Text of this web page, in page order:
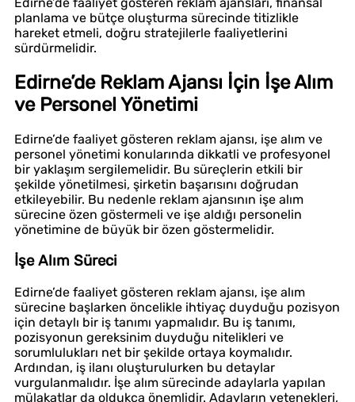
Edirne’de faaliyet gösteren reklam ajansları, finansal
planlama ve bütçe oluşturma sürecinde titizlikle
hareket etmeli, doğru stratejilerle faaliyetlerini
sürdürmelidir.
Edirne’de Reklam Ajansı İçin İşe Alım
ve Personel Yönetimi
Edirne’de faaliyet gösteren reklam ajansı, işe alım ve
personel yönetimi konularında dikkatli ve profesyonel
bir yaklaşım sergilemelidir. Bu süreçlerin etkili bir
şekilde yönetilmesi, şirketin başarısını doğrudan
etkileyebilir. Bu nedenle reklam ajansının işe alım
sürecine özen göstermeli ve işe aldığı personelin
yönetimine de büyük bir özen göstermelidir.
İşe Alım Süreci
Edirne’de faaliyet gösteren reklam ajansı, işe alım
sürecine başlarken öncelikle ihtiyaç duyduğu pozisyon
için detaylı bir iş tanımı yapmalıdır. Bu iş tanımı,
pozisyonun gereksinim duyduğu nitelikleri ve
sorumlulukları net bir şekilde ortaya koymalıdır.
Ardından, iş ilanı oluşturulurken bu detaylar
vurgulanmalıdır. İşe alım sürecinde adaylarla yapılan
mülakatlar da oldukça önemlidir. Adayların yetenekleri,